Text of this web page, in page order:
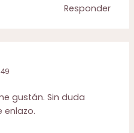
Responder
gustán. Sin duda
enlazo.